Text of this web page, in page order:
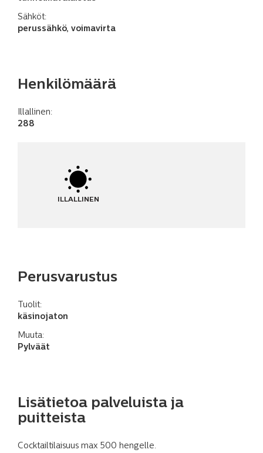
Sähköt:
perussähkö, voimavirta
Henkilömäärä
Illallinen:
288
ILLALLINEN
Perusvarustus
Tuolit:
käsinojaton
Muuta:
Pylväät
Lisätietoa palveluista ja
puitteista
Cocktailtilaisuus max 500 hengelle.